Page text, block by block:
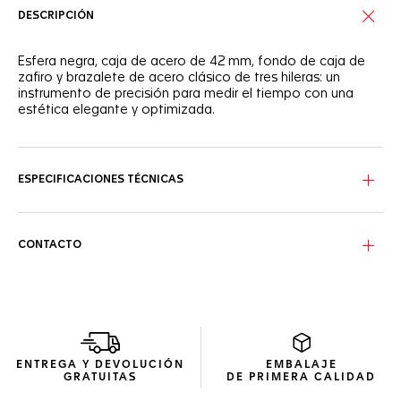
DESCRIPCIÓN
Esfera negra, caja de acero de 42 mm, fondo de caja de
zafiro y brazalete de acero clásico de tres hileras: un
instrumento de precisión para medir el tiempo con una
estética elegante y optimizada.
ESPECIFICACIONES TÉCNICAS
CONTACTO
ENTREGA Y DEVOLUCIÓN
GRATUITAS
EMBALAJE
DE PRIMERA CALIDAD